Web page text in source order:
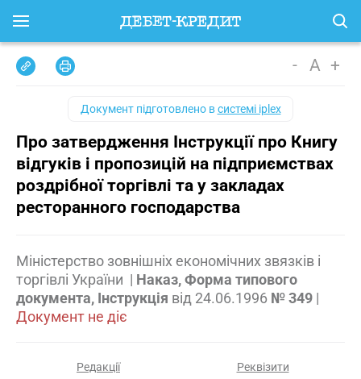
- A +
Документ підготовлено всистемі iplex
Про затвердження Інструкції про Книгу
відгуків і пропозицій на підприємствах
роздрібної торгівлі та у закладах
ресторанного господарства
Міністерство зовнішніх економічних звязків і
торгівлі України | Наказ, Форма типового
документа, Інструкція від 24.06.1996 № 349 |
Документ не діє
Редакції Реквізити